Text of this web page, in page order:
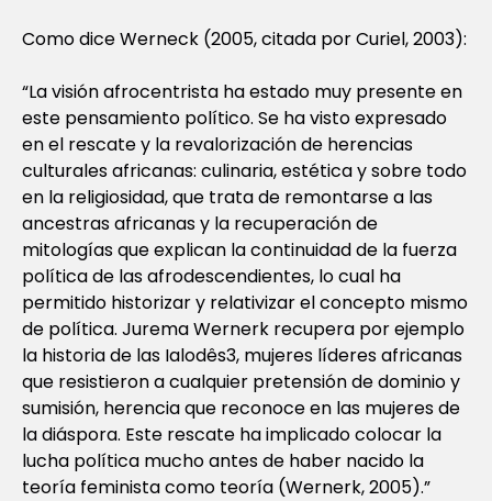
Como dice Werneck (2005, citada por Curiel, 2003):
“La visión afrocentrista ha estado muy presente en
este pensamiento político. Se ha visto expresado
en el rescate y la revalorización de herencias
culturales africanas: culinaria, estética y sobre todo
en la religiosidad, que trata de remontarse a las
ancestras africanas y la recuperación de
mitologías que explican la continuidad de la fuerza
política de las afrodescendientes, lo cual ha
permitido historizar y relativizar el concepto mismo
de política. Jurema Wernerk recupera por ejemplo
la historia de las Ialodês3, mujeres líderes africanas
que resistieron a cualquier pretensión de dominio y
sumisión, herencia que reconoce en las mujeres de
la diáspora. Este rescate ha implicado colocar la
lucha política mucho antes de haber nacido la
teoría feminista como teoría (Wernerk, 2005).”